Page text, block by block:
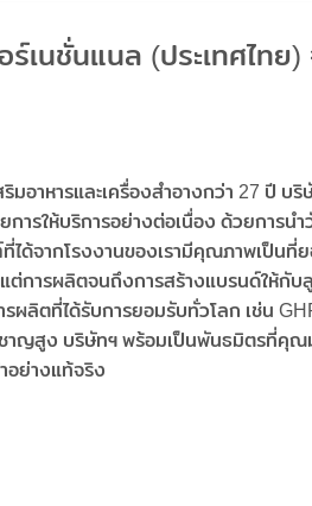
เนชั่นแนล (ประเทศไทย)
อาหารและเครื่องสำอางกว่า 27 ปี บ
การให้บริการอย่างต่อเนื่อง ด้วยการ
ด้จากโรงงานของเรามีคุณภาพเป็นที่
ต่การผลิตจนถึงการสร้างแบรนด์ให้กั
ผลิตที่ได้รับการยอมรับทั่วโลก เช่น
าญสูง บริษัทฯ พร้อมเป็นพันธมิตรที่
อย่างแท้จริง